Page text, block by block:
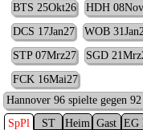
BTS 25Okt26
HDH
DCS 17Jan27
WOB
STP 07Mrz27
SGD
FCK 16Mai27
Hannover 96 spielte gegen
SpPl
ST Heim Gast EG